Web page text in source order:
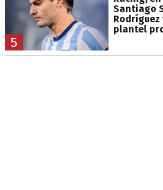
5
Santiago
Rodríguez
plantel